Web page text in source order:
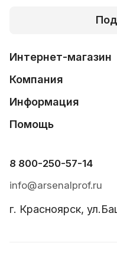
Интернет-магазин
Компания
Информация
Помощь
8 800-250-57-14
info@arsenalprof.ru
г. Красноярск,